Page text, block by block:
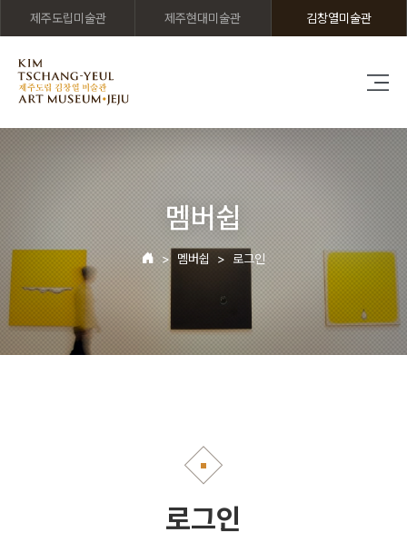
제주도립미술관 제주현대미술관 김창열미술관
멤버쉽
멤버쉽 로그인
로그인